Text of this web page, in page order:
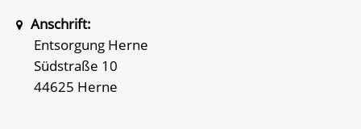
Anschrift:
Entsorgung Herne
Südstraße 10
44625 Herne